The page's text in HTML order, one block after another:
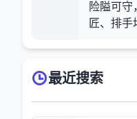
险隘可守
匠、排手
最近搜索